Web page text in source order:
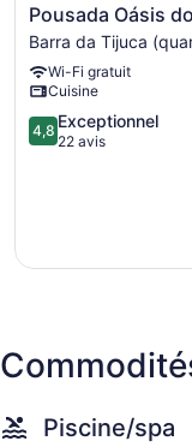
Pousada
Oásis
do
Barral
Barra
da
Tijuca
Pousada Oásis
Barra da Tijuca
Wi-Fi gratuit
Cuisine
4.8
sur
4,8 Exceptionnel
22 avis
Piscine/spa